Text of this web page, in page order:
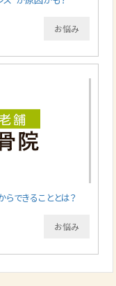
お悩み
できることとは？
お悩み